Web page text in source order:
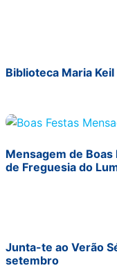
Biblioteca Maria
Mensagem de
de Freguesia do
Junta-te ao Verão
setembro